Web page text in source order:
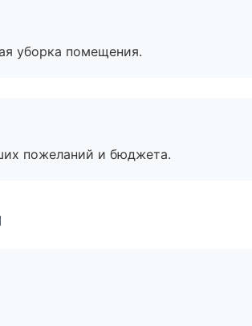
уборка помещения.
пожеланий и бюджета.